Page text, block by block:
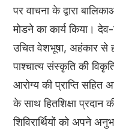
पर वाचना के द्वारा
मोडने का कार्य किया।
उचित वेशभूषा, अहंकार से
पाश्चात्य संस्कृति की
आरोग्य की प्राप्ति सहित
के साथ हितशिक्षा प्रदान
शिविरार्थियों को अपने